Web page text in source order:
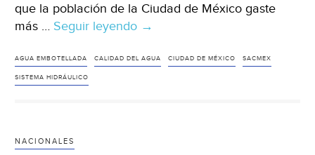
que la población de la Ciudad de México gaste
más … Seguir leyendo CDMX:
gastan
→
AGUA EMBOTELLADA CALIDAD DEL AGUA CIUDAD DE MÉXICO SACMEX
SISTEMA HIDRÁULICO
NACIONALES